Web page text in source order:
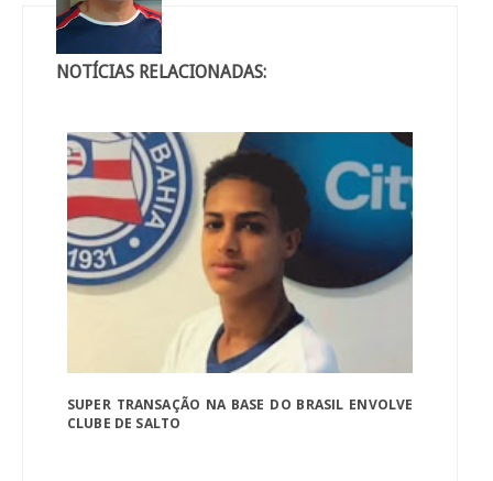
NOTÍCIAS RELACIONADAS:
SUPER TRANSAÇÃO NA BASE DO BRASIL ENVOLVE
CLUBE DE SALTO